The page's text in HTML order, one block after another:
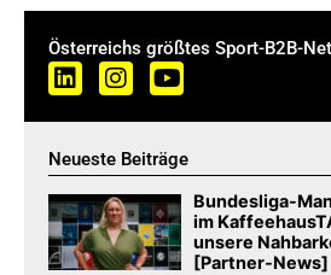
Österreichs größtes Sport-B2B-
Neueste Beiträge
Bundesliga-
im
unsere
[Partner-News]